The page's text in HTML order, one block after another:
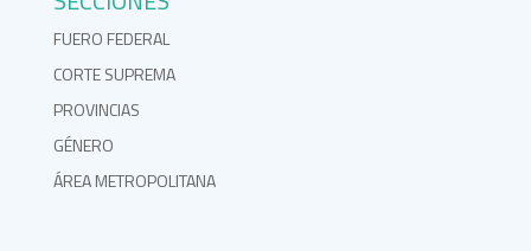
FUERO FEDERAL
CORTE SUPREMA
PROVINCIAS
GÉNERO
ÁREA METROPOLITANA